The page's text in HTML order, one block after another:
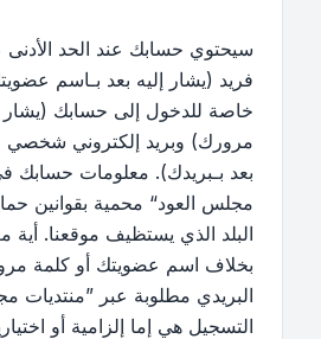
سيحتوي حسابك عند الحد
فريد (يشار إليه بعد بـاسم
خاصة للدخول إلى حسابك (يشار
مرورك) وبريد إلكتروني شخصي
بعد بـبريدك). معلومات حسابك
مجلس العود“ محمية بقوانين
البلد الذي يستظيف موقعنا.
بخلاف اسم عضويتك أو كلمة
البريدي مطلوبة عبر ”منتديات
التسجيل هي إما إلزامية أو